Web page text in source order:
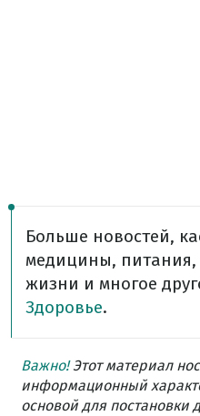
Больше новостей,
медицины, питания,
жизни и многое
Здоровье.
Важно!Этот материал
информационный
основой для постановки